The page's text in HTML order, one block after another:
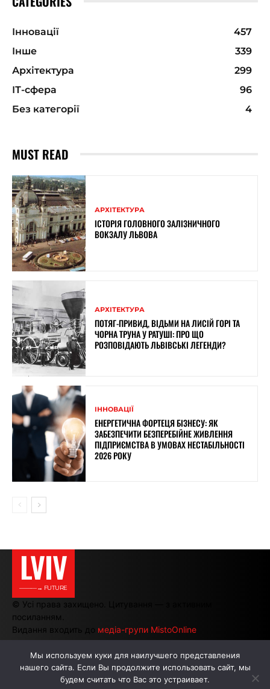
Інновації
457
Інше
339
Архітектура
299
ІТ-сфера
96
Без категорії
4
MUST READ
АРХІТЕКТУРА
ІСТОРІЯ ГОЛОВНОГО ЗАЛІЗНИЧНОГО
ВОКЗАЛУ ЛЬВОВА
АРХІТЕКТУРА
ПОТЯГ-ПРИВИД, ВІДЬМИ НА ЛИСІЙ ГОРІ ТА
ЧОРНА ТРУНА У РАТУШІ: ПРО ЩО
РОЗПОВІДАЮТЬ ЛЬВІВСЬКІ ЛЕГЕНДИ?
ІННОВАЦІЇ
ЕНЕРГЕТИЧНА ФОРТЕЦЯ БІЗНЕСУ: ЯК
ЗАБЕЗПЕЧИТИ БЕЗПЕРЕБІЙНЕ ЖИВЛЕННЯ
ПІДПРИЄМСТВА В УМОВАХ НЕСТАБІЛЬНОСТІ
2026 РОКУ
LVIV
———→ FUTURE
© Усі права захищено. Цитування — з активним
посиланням.
Видання входить до медіа-групи MistoOnline
АВТОРИ РЕКЛАМА НА САЙТІ
Мы используем куки для наилучшего представления
нашего сайта. Если Вы продолжите использовать сайт, мы
будем считать что Вас это устраивает.